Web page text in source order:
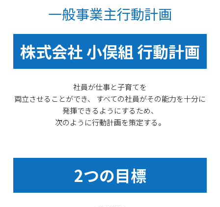
一般事業主行動計画
株式会社 小俣組 行動計画
社員が仕事と子育てを
両立させることができ、
すべての社員がその能力を十分に
発揮できるようにするため、
次のように行動計画を策定する。
2つの目標